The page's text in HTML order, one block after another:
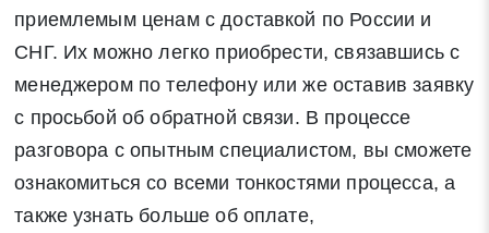
приемлемым ценам с доставкой по России и
СНГ. Их можно легко приобрести, связавшись с
менеджером по телефону или же оставив заявку
с просьбой об обратной связи. В процессе
разговора с опытным специалистом, вы сможете
ознакомиться со всеми тонкостями процесса, а
также узнать больше об оплате,